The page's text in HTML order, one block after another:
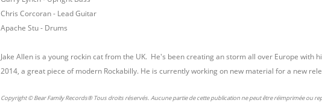
Chris Corcoran - Lead Guitar
Apache Stu - Drums
Jake Allen is a young rockin cat from the UK. He's been creating an storm all over Europe with
2014, a great piece of modern Rockabilly. He is currently working on new material for a new
Copyright © Bear Family Records® Tous droits réservés. Aucune partie de cette publication ne peut être réimprimée